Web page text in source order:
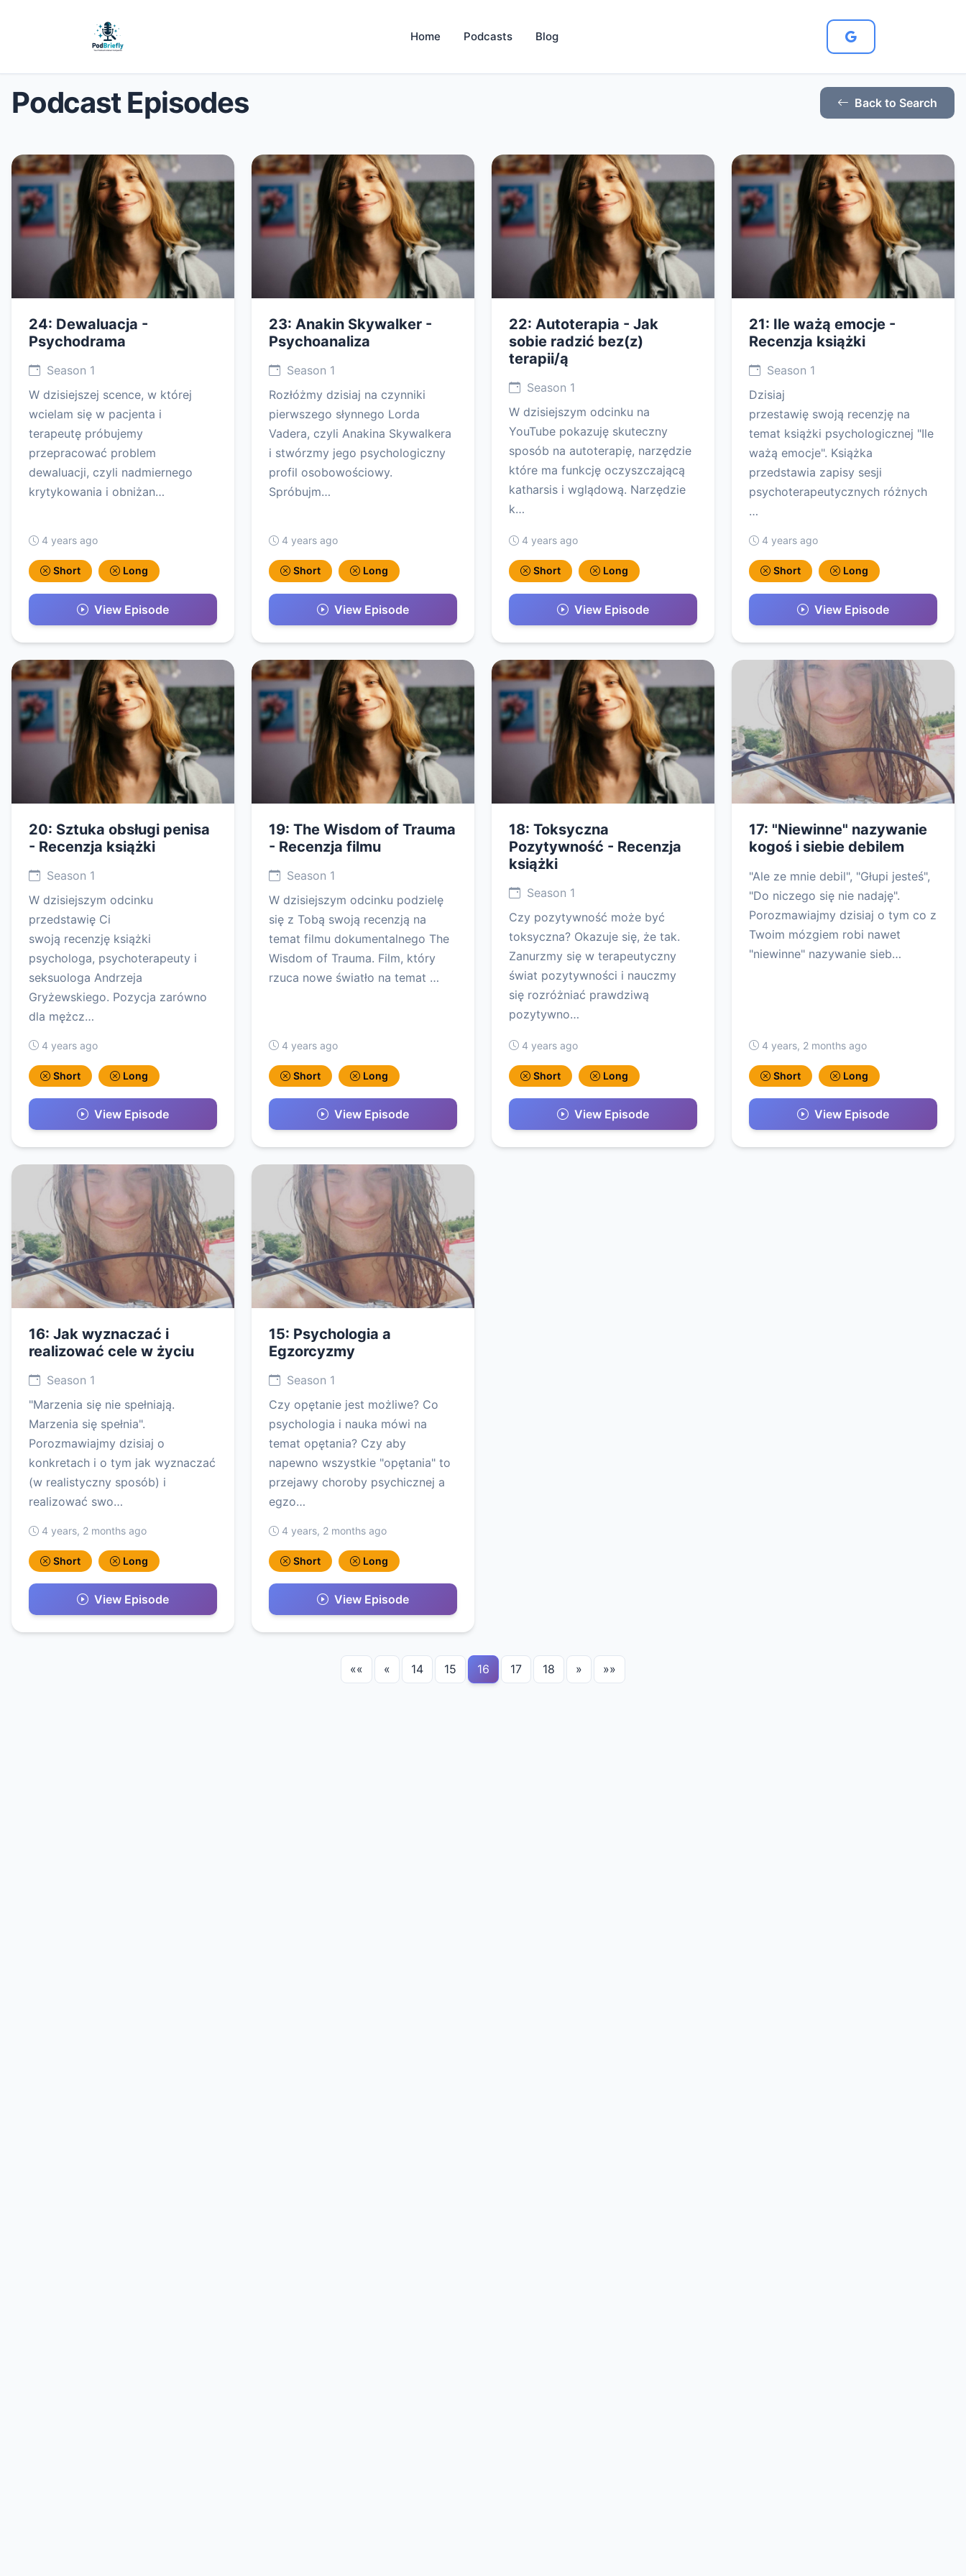
Home Podcasts Blog
Podcast Episodes Back to Search
24: Dewaluacja -
Psychodrama
Season 1
W dzisiejszej scence, w której
wcielam się w pacjenta i
terapeutę próbujemy
przepracować problem
dewaluacji, czyli nadmiernego
krytykowania i obniżan…
4 years ago
Short Long
View Episode
23: Anakin Skywalker -
Psychoanaliza
Season 1
Rozłóżmy dzisiaj na czynniki
pierwszego słynnego Lorda
Vadera, czyli Anakina Skywalkera
i stwórzmy jego psychologiczny
profil osobowościowy.
Spróbujm…
4 years ago
Short Long
View Episode
22: Autoterapia - Jak
sobie radzić bez(z)
terapii/ą
Season 1
W dzisiejszym odcinku na
YouTube pokazuję skuteczny
sposób na autoterapię, narzędzie
które ma funkcję oczyszczającą
katharsis i wglądową. Narzędzie
k…
4 years ago
Short Long
View Episode
21: Ile ważą emocje -
Recenzja książki
Season 1
Dzisiaj
przestawię swoją recenzję na
temat książki psychologicznej "Ile
ważą emocje". Książka
przedstawia zapisy sesji
psychoterapeutycznych różnych
…
4 years ago
Short Long
View Episode
20: Sztuka obsługi penisa
- Recenzja książki
Season 1
W dzisiejszym odcinku
przedstawię Ci
swoją recenzję książki
psychologa, psychoterapeuty i
seksuologa Andrzeja
Gryżewskiego. Pozycja zarówno
dla mężcz…
4 years ago
Short Long
View Episode
19: The Wisdom of Trauma
- Recenzja filmu
Season 1
W dzisiejszym odcinku podzielę
się z Tobą swoją recenzją na
temat filmu dokumentalnego The
Wisdom of Trauma. Film, który
rzuca nowe światło na temat …
4 years ago
Short Long
View Episode
18: Toksyczna
Pozytywność - Recenzja
książki
Season 1
Czy pozytywność może być
toksyczna? Okazuje się, że tak.
Zanurzmy się w terapeutyczny
świat pozytywności i nauczmy
się rozróżniać prawdziwą
pozytywno…
4 years ago
Short Long
View Episode
17: "Niewinne" nazywanie
kogoś i siebie debilem
"Ale ze mnie debil", "Głupi jesteś",
"Do niczego się nie nadaję".
Porozmawiajmy dzisiaj o tym co z
Twoim mózgiem robi nawet
"niewinne" nazywanie sieb…
4 years, 2 months ago
Short Long
View Episode
16: Jak wyznaczać i
realizować cele w życiu
Season 1
"Marzenia się nie spełniają.
Marzenia się spełnia".
Porozmawiajmy dzisiaj o
konkretach i o tym jak wyznaczać
(w realistyczny sposób) i
realizować swo…
4 years, 2 months ago
Short Long
View Episode
15: Psychologia a
Egzorcyzmy
Season 1
Czy opętanie jest możliwe? Co
psychologia i nauka mówi na
temat opętania? Czy aby
napewno wszystkie "opętania" to
przejawy choroby psychicznej a
egzo…
4 years, 2 months ago
Short Long
View Episode
«« « 14 15 16 17 18 » »»